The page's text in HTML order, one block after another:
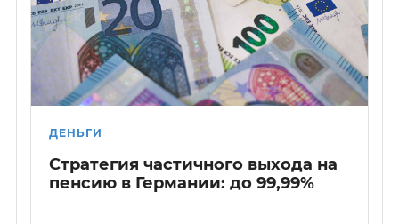
ДЕНЬГИ
Стратегия частичного выхода на
пенсию в Германии: до 99,99%